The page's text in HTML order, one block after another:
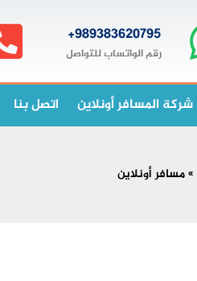
989383620795+
رقم الواتساب للتواصل
شركة المسافر أونلاين اتصل بنا
»مسافر أونلاين